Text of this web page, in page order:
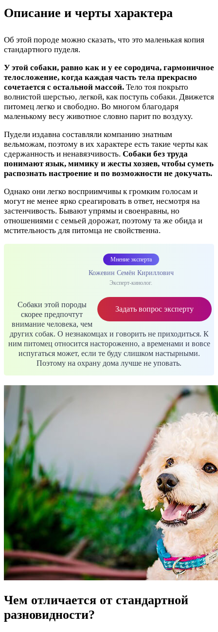
Описание и черты характера
Об этой породе можно сказать, что это маленькая копия
стандартного пуделя.
У этой собаки, равно как и у ее сородича, гармоничное
телосложение, когда каждая часть тела прекрасно
сочетается с остальной массой. Тело тоя покрыто
волнистой шерстью, легкой, как поступь собаки. Движется
питомец легко и свободно. Во многом благодаря
маленькому весу животное словно парит по воздуху.
Пудели издавна составляли компанию знатным
вельможам, поэтому в их характере есть такие черты как
сдержанность и ненавязчивость. Собаки без труда
понимают язык, мимику и жесты хозяев, чтобы суметь
распознать настроение и по возможности не докучать.
Однако они легко восприимчивы к громким голосам и
могут не менее ярко среагировать в ответ, несмотря на
застенчивость. Бывают упрямы и своенравны, но
отношениями с семьей дорожат, поэтому та же обида и
мстительность для питомца не свойственна.
Мнение эксперта
Кожевин Семён Кириллович
Эксперт-кинолог.
Задать вопрос эксперту
Собаки этой породы
скорее предпочтут
внимание человека, чем
других собак. О незнакомцах и говорить не приходиться. К
ним питомец относится настороженно, а временами и вовсе
испугаться может, если те буду слишком настырными.
Поэтому на охрану дома лучше не уповать.
Чем отличается от стандартной
разновидности?